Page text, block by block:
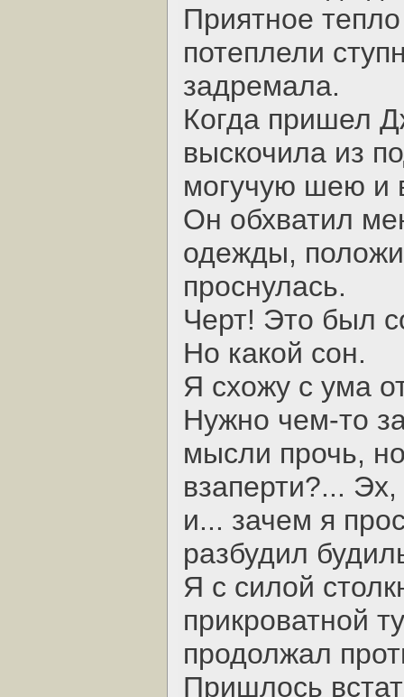
Приятное
потеплели
задремала.
Когда пришел
выскочила из
могучую шею и
Он обхватил
одежды,
проснулась.
Черт! Это был
Но какой сон.
Я схожу с ума
Нужно чем-то
мысли прочь,
взаперти?...
и... зачем я
разбудил
Я с силой
прикроватной
продолжал
Пришлось